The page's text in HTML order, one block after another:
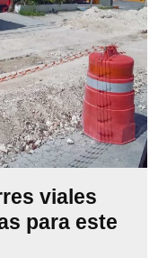
viales
para este